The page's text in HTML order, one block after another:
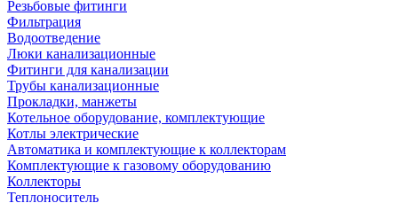
Резьбовые фитинги
Фильтрация
Водоотведение
Люки канализационные
Фитинги для канализации
Трубы канализационные
Прокладки, манжеты
Котельное оборудование, комплектующие
Котлы электрические
Автоматика и комплектующие к коллекторам
Комплектующие к газовому оборудованию
Коллекторы
Теплоноситель